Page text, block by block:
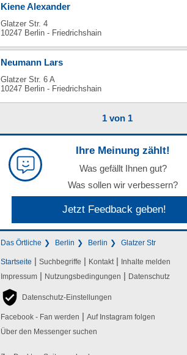
Kiene Alexander
Glatzer Str. 4
10247 Berlin - Friedrichshain
Neumann Lars
Glatzer Str. 6 A
10247 Berlin - Friedrichshain
1 von 1
Ihre Meinung zählt!
Was gefällt Ihnen gut?
Was sollen wir verbessern?
Jetzt Feedback geben!
Das Örtliche Berlin Berlin Glatzer Str
Startseite | Suchbegriffe | Kontakt | Inhalte melden
Impressum | Nutzungsbedingungen | Datenschutz
Datenschutz-Einstellungen
Facebook - Fan werden | Auf Instagram folgen
Über den Messenger suchen